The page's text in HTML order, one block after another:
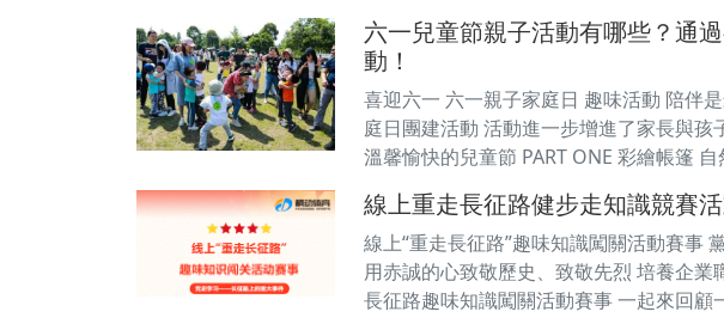
六一兒童節親子活動有哪些？通
動！
喜迎六一 六一親子家庭日 趣味活動 陪伴
庭日團建活動 活動進一步增進了家長與
溫馨愉快的兒童節 PART ONE 彩繪帳篷
線上重走長征路健步走知識競賽
線上“重走長征路”趣味知識闖關活動賽
用赤誠的心致敬歷史、致敬先烈 培養企
長征路趣味知識闖關活動賽事 一起來回顧